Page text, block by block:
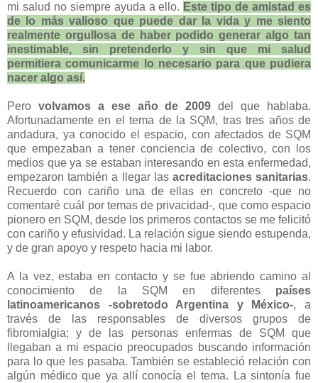
mi salud no siempre ayuda a ello. Este tipo de amistad es
de lo más valioso que puede dar la vida y me siento
realmente orgullosa de haber podido generaralgo tan
inestimable, sin pretenderlo y sin que mi salud
permitiera comunicarme lo necesario para que pudiera
nacer algo así.
Pero volvamos a ese año de 2009 del que hablaba.
Afortunadamente en el tema de la SQM, tras tres años de
andadura, ya conocido el espacio, con afectados de SQM
que empezaban a tener conciencia de colectivo, con los
medios que ya se estaban interesando en esta enfermedad,
empezaron también a llegar las acreditaciones sanitarias.
Recuerdo con cariño una de ellas en concreto -que no
comentaré cuál por temas de privacidad-, que como espacio
pionero en SQM, desde los primeros contactos se me felicitó
con cariño y efusividad. La relación sigue siendo estupenda,
y de gran apoyo y respeto hacia mi labor.
A la vez, estaba en contacto y se fue abriendo camino al
conocimiento de la SQM en diferentes países
latinoamericanos -sobretodo Argentina y México-, a
través de las responsables de diversos grupos de
fibromialgia; y de las personas enfermas de SQM que
llegaban a mi espacio preocupados buscando información
para lo que les pasaba. También se estableció relación con
algún médico que ya allí conocía el tema. La sintonía fue